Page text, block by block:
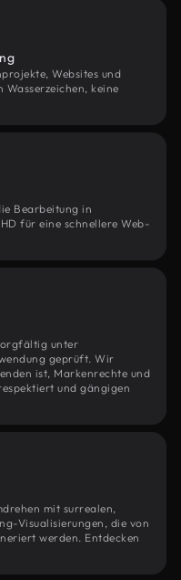
Websites und
keine
Bearbeitung in
für eine schnellere Web-
unter
geprüft. Wir
ist, Markenrechte und
und gängigen
mit surrealen,
Visualisierungen, die von
werden. Entdecken